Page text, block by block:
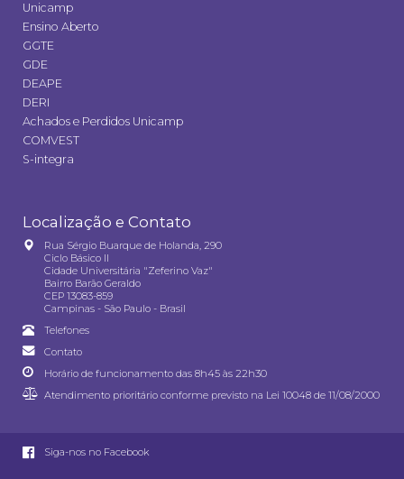
Unicamp
Ensino Aberto
GGTE
GDE
DEAPE
DERI
Achados e Perdidos Unicamp
COMVEST
S-integra
Localização e Contato
Rua Sérgio Buarque de Holanda, 290
Ciclo Básico II
Cidade Universitária "Zeferino Vaz"
Bairro Barão Geraldo
CEP 13083-859
Campinas - São Paulo - Brasil
Telefones
Contato
Horário de funcionamento das 8h45 às 22h30
Atendimento prioritário conforme previsto na Lei 10048 de 11/08/2000
Siga-nos no Facebook